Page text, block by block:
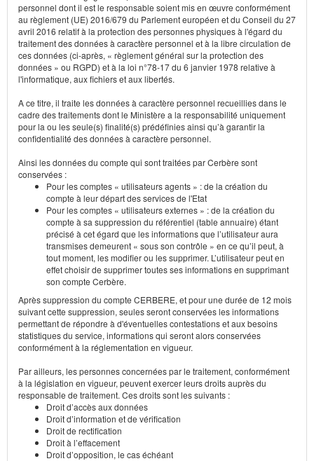
personnel dont il est le responsable soient mis en œuvre conformément
au règlement (UE) 2016/679 du Parlement européen et du Conseil du 27
avril 2016 relatif à la protection des personnes physiques à l'égard du
traitement des données à caractère personnel et à la libre circulation de
ces données (ci-après, « règlement général sur la protection des
données » ou RGPD) et à la loi n°78-17 du 6 janvier 1978 relative à
l'informatique, aux fichiers et aux libertés.
A ce titre, il traite les données à caractère personnel recueillies dans le
cadre des traitements dont le Ministère a la responsabilité uniquement
pour la ou les seule(s) finalité(s) prédéfinies ainsi qu’à garantir la
confidentialité des données à caractère personnel.
Ainsi les données du compte qui sont traitées par Cerbère sont
conservées :
Pour les comptes « utilisateurs agents » : de la création du
compte à leur départ des services de l'Etat
Pour les comptes « utilisateurs externes » : de la création du
compte à sa suppression du référentiel (table annuaire) étant
précisé à cet égard que les informations que l’utilisateur aura
transmises demeurent « sous son contrôle » en ce qu’il peut, à
tout moment, les modifier ou les supprimer. L’utilisateur peut en
effet choisir de supprimer toutes ses informations en supprimant
son compte Cerbère.
Après suppression du compte CERBERE, et pour une durée de 12 mois
suivant cette suppression, seules seront conservées les informations
permettant de répondre à d'éventuelles contestations et aux besoins
statistiques du service, informations qui seront alors conservées
conformément à la réglementation en vigueur.
Par ailleurs, les personnes concernées par le traitement, conformément
à la législation en vigueur, peuvent exercer leurs droits auprès du
responsable de traitement. Ces droits sont les suivants :
Droit d’accès aux données
Droit d’information et de vérification
Droit de rectification
Droit à l’effacement
Droit d’opposition, le cas échéant